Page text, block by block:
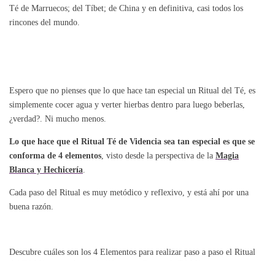
Té de Marruecos; del Tíbet; de China y en definitiva, casi todos los
rincones del mundo.
Espero que no pienses que lo que hace tan especial un Ritual del Té, es
simplemente cocer agua y verter hierbas dentro para luego beberlas,
¿verdad?. Ni mucho menos.
Lo que hace que el Ritual Té de Videncia sea tan especial es que se
conforma de 4 elementos, visto desde la perspectiva de la Magia
Blanca y Hechicería.
Cada paso del Ritual es muy metódico y reflexivo, y está ahí por una
buena razón.
Descubre cuáles son los 4 Elementos para realizar paso a paso el Ritual